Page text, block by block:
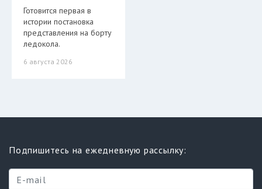
Готовится первая в
истории постановка
представления на борту
ледокола.
6 августа 2026
Подпишитесь на ежедневную рассылку: